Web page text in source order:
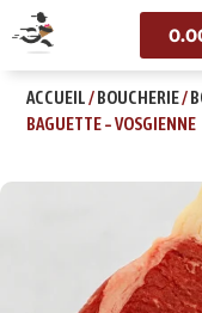
ACCUEIL/BOUCHERIE/
BAGUETTE – VOSGIENNE